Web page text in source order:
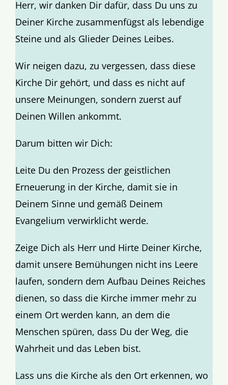
Aktion
Veröffentlichungen
Herr, wir danken Dir dafür, dass Du uns zu
Deiner Kirche zusammenfügst als lebendige
Steine und als Glieder Deines Leibes.
Wir neigen dazu, zu vergessen, dass diese
Kirche Dir gehört, und dass es nicht auf
unsere Meinungen, sondern zuerst auf
Deinen Willen ankommt.
Darum bitten wir Dich:
Leite Du den Prozess der geistlichen
Erneuerung in der Kirche, damit sie in
Deinem Sinne und gemäß Deinem
Evangelium verwirklicht werde.
Zeige Dich als Herr und Hirte Deiner Kirche,
damit unsere Bemühungen nicht ins Leere
laufen, sondern dem Aufbau Deines Reiches
dienen, so dass die Kirche immer mehr zu
einem Ort werden kann, an dem die
Menschen spüren, dass Du der Weg, die
Wahrheit und das Leben bist.
Lass uns die Kirche als den Ort erkennen, wo